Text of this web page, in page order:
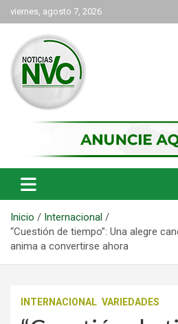
Saltar
al
contenido
viernes, agosto 7, 2026
NVC Noticias
Inicio
Internacional
“Cuestión de tiempo”: Una alegre
anima a convertirse ahora
INTERNACIONAL VARIEDADES